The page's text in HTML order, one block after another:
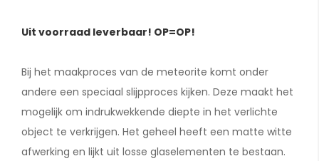
Uit voorraad leverbaar! OP=OP!
Bij het maakproces van de meteorite komt onder
andere een speciaal slijpproces kijken. Deze maakt het
mogelijk om indrukwekkende diepte in het verlichte
object te verkrijgen. Het geheel heeft een matte witte
afwerking en lijkt uit losse glaselementen te bestaan.